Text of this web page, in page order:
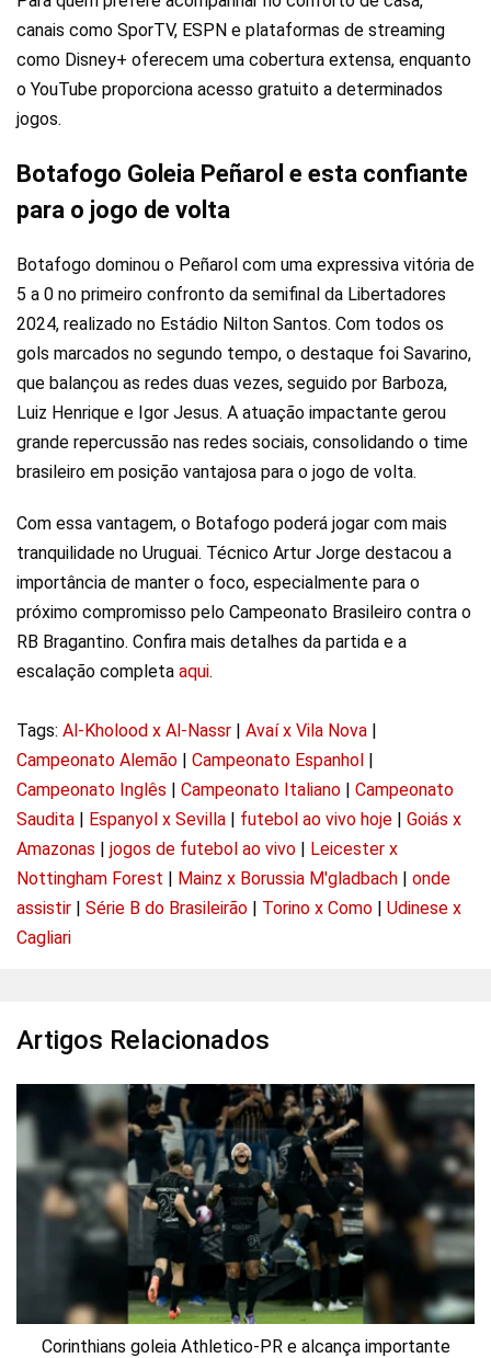
canais como SporTV, ESPN e plataformas de streaming
como Disney+ oferecem uma cobertura extensa, enquanto
o YouTube proporciona acesso gratuito a determinados
jogos.
Botafogo Goleia Peñarol e esta confiante
para o jogo de volta
Botafogo dominou o Peñarol com uma expressiva vitória de
5 a 0 no primeiro confronto da semifinal da Libertadores
2024, realizado no Estádio Nilton Santos. Com todos os
gols marcados no segundo tempo, o destaque foi Savarino,
que balançou as redes duas vezes, seguido por Barboza,
Luiz Henrique e Igor Jesus. A atuação impactante gerou
grande repercussão nas redes sociais, consolidando o time
brasileiro em posição vantajosa para o jogo de volta.
Com essa vantagem, o Botafogo poderá jogar com mais
tranquilidade no Uruguai. Técnico Artur Jorge destacou a
importância de manter o foco, especialmente para o
próximo compromisso pelo Campeonato Brasileiro contra o
RB Bragantino. Confira mais detalhes da partida e a
escalação completa aqui.
Tags: Al-Kholood x Al-Nassr Avaí x Vila Nova
Campeonato Alemão
Campeonato Espanhol
Campeonato Inglês
Campeonato Italiano
Campeonato
Saudita
Espanyol x Sevilla futebol ao vivo hoje
Goiás x
Amazonas
jogos de futebol ao vivo
Leicester x
Nottingham Forest
Mainz x Borussia M'gladbach
onde
assistir
Série B do Brasileirão Torino x Como
Udinese x
Cagliari
Artigos Relacionados
Corinthians goleia Athletico-PR e alcança importante